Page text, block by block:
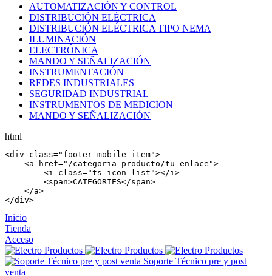
AUTOMATIZACIÓN Y CONTROL
DISTRIBUCIÓN ELÉCTRICA
DISTRIBUCIÓN ELÉCTRICA TIPO NEMA
ILUMINACIÓN
ELECTRÓNICA
MANDO Y SEÑALIZACIÓN
INSTRUMENTACIÓN
REDES INDUSTRIALES
SEGURIDAD INDUSTRIAL
INSTRUMENTOS DE MEDICION
MANDO Y SEÑALIZACIÓN
html
<div class="footer-mobile-item">
    <
a href="/categoria-producto/tu-enlace">
        <
i class="ts-icon-list"></i >
        <
span>CATEGORIES</span>
    </
a>
</div>
Inicio
Tienda
Acceso
Soporte Técnico pre y post
venta